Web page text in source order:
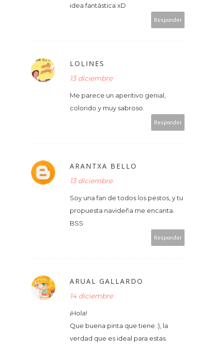
idea fantástica xD
Responder
LOLINES
13 diciembre
Me parece un aperitivo genial,
colorido y muy sabroso.
Responder
ARANTXA BELLO
13 diciembre
Soy una fan de todos los pestos, y tu
propuesta navideña me encanta.
BSS
Responder
ARUAL GALLARDO
14 diciembre
¡Hola!
Que buena pinta que tiene :), la
verdad que es ideal para estas